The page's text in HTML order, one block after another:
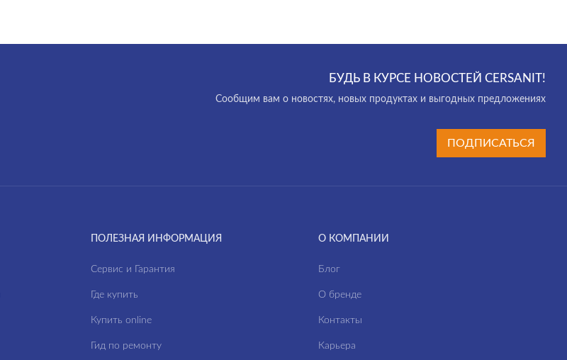
ПОЛЕЗНАЯ ИНФОРМАЦИЯ
Сервис и Гарантия
Где купить
Купить online
Гид по ремонту
О КОМПАНИИ
Блог
О бренде
Контакты
Карьера
БУДЬ В КУРСЕ НОВОСТЕЙ CERSANIT!
Cообщим вам о новостях, новых продуктах и выгодных предложениях
ПОДПИСАТЬСЯ